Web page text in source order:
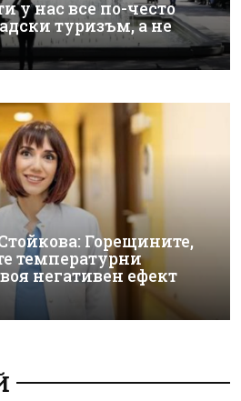
у нас все по-често
туризъм, а не
Горещините,
температурни
негативен ефект